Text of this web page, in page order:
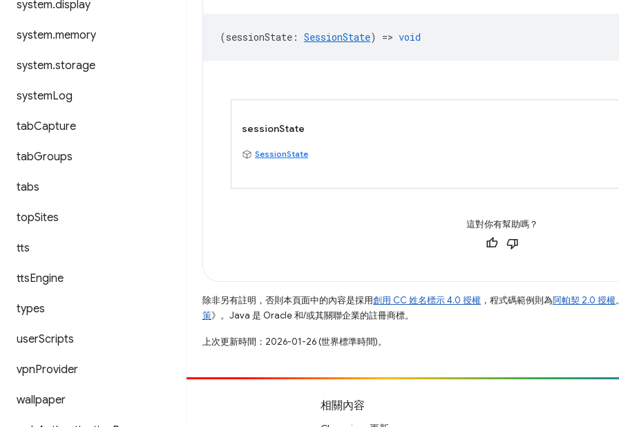
system.display
system.memory
system.storage
systemLog
tabCapture
tabGroups
tabs
topSites
tts
ttsEngine
types
userScripts
vpnProvider
wallpaper
(sessionState : SessionState) => void
sessionState
SessionState
這對你有幫助嗎？
除非另有註明，否則本頁面中的內容是採用創用 CC 姓名標示 4.0 授權 ，程式碼範例則為阿帕契 2.0 授權
策》。Java 是 Oracle 和/或其關聯企業的註冊商標。
上次更新時間：2026-01-26 (世界標準時間)。
提供相片 相關內容